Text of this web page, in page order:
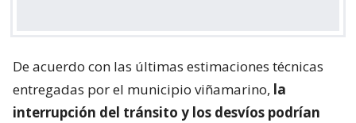
De acuerdo con las últimas estimaciones técnicas
entregadas por el municipio viñamarino, la
interrupción del tránsito y los desvíos podrían